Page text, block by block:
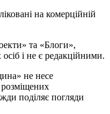
на комерційній
та «Блоги»,
осіб і не є редакційними.
не несе
розміщених
поділяє погляди